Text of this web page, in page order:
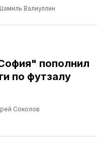
Валиуллин
пополнил
по футзалу
Соколов